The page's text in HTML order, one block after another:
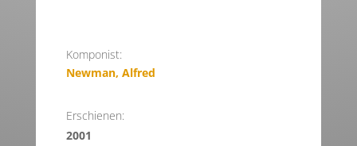
Komponist:
Newman, Alfred
Erschienen:
2001